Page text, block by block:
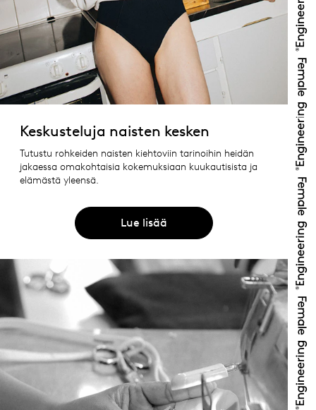
Keskusteluja naisten kesken
Tutustu rohkeiden naisten kiehtoviin tarinoihin heidän
jakaessa omakohtaisia kokemuksiaan kuukautisista ja
elämästä yleensä.
Lue lisää